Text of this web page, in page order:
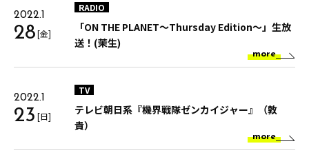
2022.1
28[金]
RADIO
「ON THE PLANET～Thursday Edition～」生放
送！(茉生)
more
2022.1
23 [日]
TV
テレビ朝日系『機界戦隊ゼンカイジャー』（敦
貴）
more